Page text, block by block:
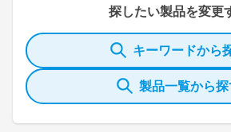
探したい製品を変更
キーワードから
製品一覧から探